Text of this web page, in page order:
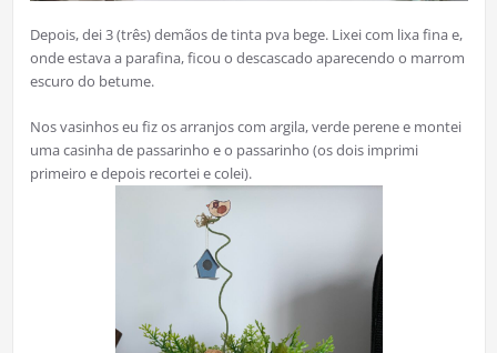
Depois, dei 3 (três) demãos de tinta pva bege. Lixei com lixa fina e,
onde estava a parafina, ficou o descascado aparecendo o marrom
escuro do betume.
Nos vasinhos eu fiz os arranjos com argila, verde perene e montei
uma casinha de passarinho e o passarinho (os dois imprimi
primeiro e depois recortei e colei).